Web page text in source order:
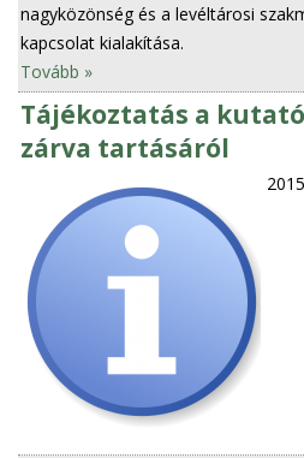
nagyközönség és a levéltárosi
kapcsolat kialakítása.
Tovább »
Tájékoztatás a
zárva tartásáról